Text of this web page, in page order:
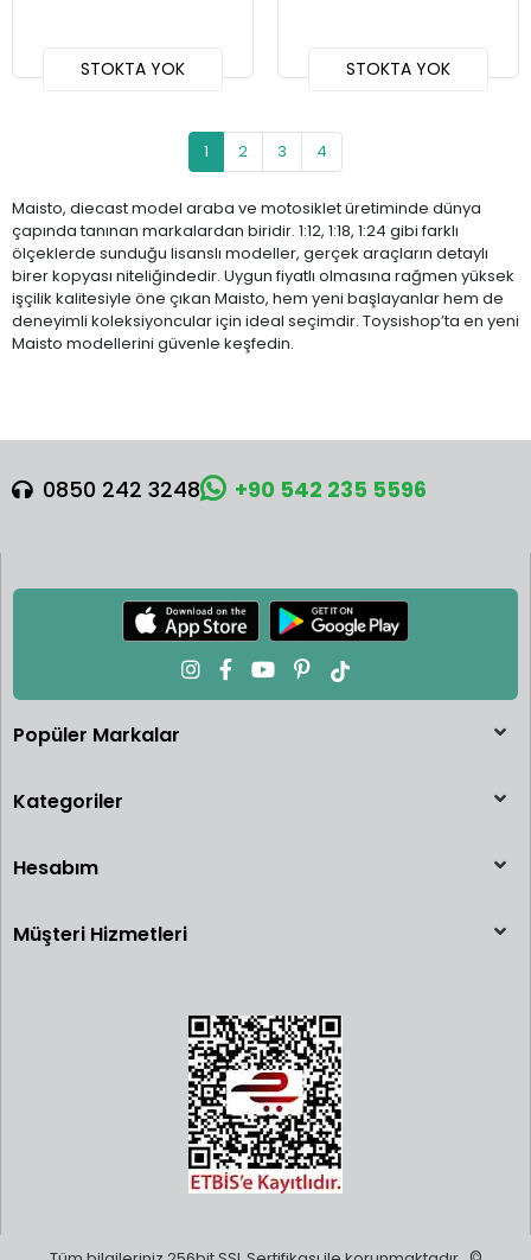
STOKTA YOK STOKTA YOK
1 2 3 4
Maisto, diecast model araba ve motosiklet üretiminde dünya
çapında tanınan markalardan biridir. 1:12, 1:18, 1:24 gibi farklı
ölçeklerde sunduğu lisanslı modeller, gerçek araçların detaylı
birer kopyası niteliğindedir. Uygun fiyatlı olmasına rağmen yüksek
işçilik kalitesiyle öne çıkan Maisto, hem yeni başlayanlar hem de
deneyimli koleksiyoncular için ideal seçimdir. Toysishop’ta en yeni
Maisto modellerini güvenle keşfedin.
0850 242 3248 +90 542 235 5596
Popüler Markalar
Kategoriler
Hesabım
Müşteri Hizmetleri